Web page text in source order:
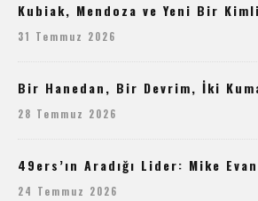
Kubiak, Mendoza ve Yeni Bir
31 Temmuz 2026
Bir Hanedan, Bir Devrim, İki
28 Temmuz 2026
49ers’ın Aradığı Lider: Mike
24 Temmuz 2026